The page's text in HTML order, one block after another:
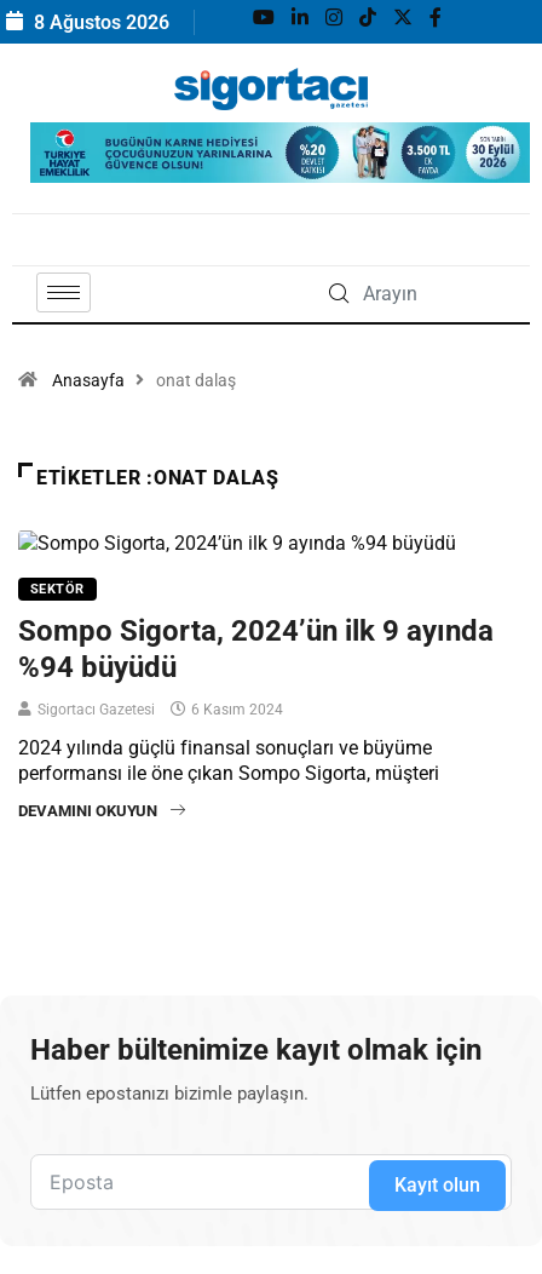
8 Ağustos 2026
Anasayfa onat dalaş
ETIKETLER :ONAT DALAŞ
SEKTÖR
Sompo Sigorta, 2024’ün ilk 9 ayında
%94 büyüdü
Sigortacı Gazetesi 6 Kasım 2024
2024 yılında güçlü finansal sonuçları ve büyüme
performansı ile öne çıkan Sompo Sigorta, müşteri
DEVAMINI OKUYUN
Haber bültenimize kayıt olmak için
Lütfen epostanızı bizimle paylaşın.
Kayıt olun